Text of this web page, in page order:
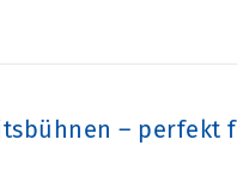
– perfekt